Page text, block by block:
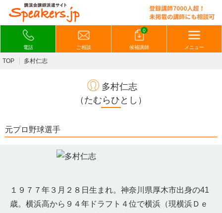
電話 ご相談
0
候補講師 メニュー
TOP 多村仁志
多村仁志
（たむらひとし）
元プロ野球選手
１９７７年３月２８日生まれ。神奈川県厚木市出身の41
歳。横浜高から９４年ドラフト４位で横浜（現横浜Ｄｅ